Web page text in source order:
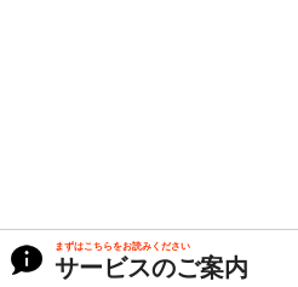
まずはこちらをお読みください
サービスのご案内